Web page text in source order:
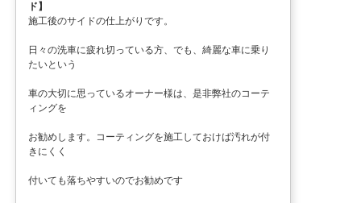
ド】
施工後のサイドの仕上がりです。
日々の洗車に疲れ切っている方、でも、綺麗な車に乗り
たいという
車の大切に思っているオーナー様は、是非弊社のコーテ
ィングを
お勧めします。コーティングを施工しておけば汚れが付
きにくく
付いても落ちやすいのでお勧めです